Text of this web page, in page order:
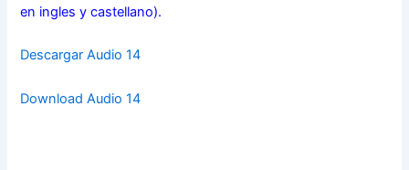
en ingles y castellano).
Descargar Audio 14
Download Audio 14